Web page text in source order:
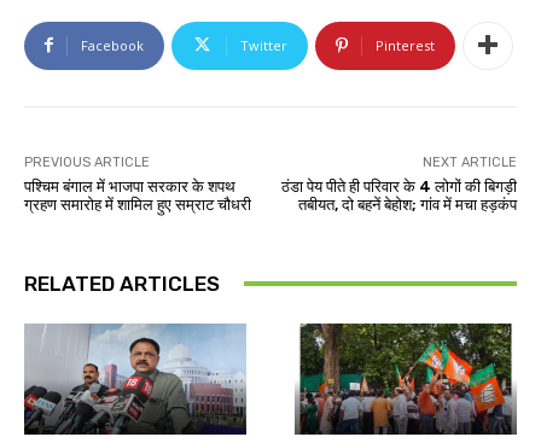
Facebook Twitter Pinterest
PREVIOUS ARTICLE
पश्चिम बंगाल में भाजपा सरकार के शपथ
ग्रहण समारोह में शामिल हुए सम्राट चौधरी
NEXT ARTICLE
ठंडा पेय पीते ही परिवार के 4 लोगों की बिगड़ी
तबीयत, दो बहनें बेहोश; गांव में मचा हड़कंप
RELATED ARTICLES